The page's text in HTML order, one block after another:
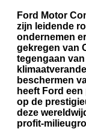
Ford Motor
zijn leidende
ondernemen
gekregen van
tegengaan van
beschermen
heeft Ford
op de
deze
profit-